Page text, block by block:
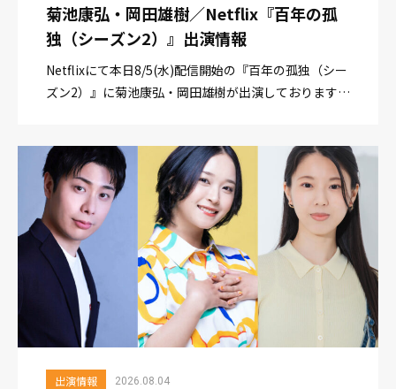
菊池康弘・岡田雄樹／Netflix『百年の孤
独（シーズン2）』出演情報
Netflixにて本日8/5(水)配信開始の『百年の孤独（シー
ズン2）』に菊池康弘・岡田雄樹が出演しております。
出演情報 2026.08.04